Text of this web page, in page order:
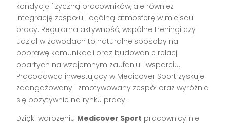
kondycję fizyczną pracowników, ale również
integrację zespołu i ogólną atmosferę w miejscu
pracy. Regularna aktywność, wspólne treningi czy
udział w zawodach to naturalne sposoby na
poprawę komunikacji oraz budowanie relacji
opartych na wzajemnym zaufaniu i wsparciu.
Pracodawca inwestujący w Medicover Sport zyskuje
zaangażowany i zmotywowany zespół oraz wyróżnia
się pozytywnie na rynku pracy.
Dzięki wdrożeniu Medicover Sport pracownicy nie